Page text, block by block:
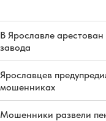
В Ярославле
завода
Ярославцев
мошенниках
Мошенники развели